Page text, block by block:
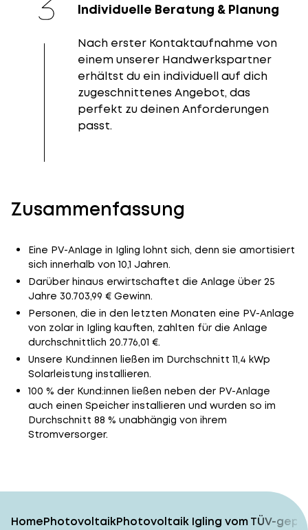
Individuelle Beratung & Planung
Nach erster Kontaktaufnahme von
einem unserer Handwerkspartner
erhältst du ein individuell auf dich
zugeschnittenes Angebot, das
perfekt zu deinen Anforderungen
passt.
Zusammenfassung
Eine PV-Anlage in Igling lohnt sich, denn sie amortisiert
sich innerhalb von 10,1 Jahren.
Darüber hinaus erwirtschaftet die Anlage über 25
Jahre 30.703,99 € Gewinn.
Personen, die in den letzten Monaten eine PV-Anlage
von zolar in Igling kauften, zahlten für die Anlage
durchschnittlich 20.776,01 €.
Unsere Kund:innen ließen im Durchschnitt 11,4 kWp
Solarleistung installieren.
100 % der Kund:innen ließen neben der PV-Anlage
auch einen Speicher installieren und wurden so im
Durchschnitt 88 % unabhängig von ihrem
Stromversorger.
HomePhotovoltaikPhotovoltaik Igling vom TÜV-